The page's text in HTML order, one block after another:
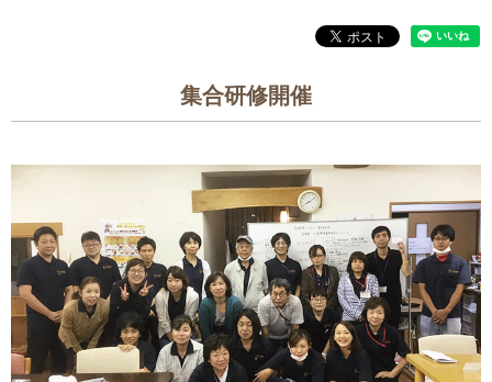
集合研修開催